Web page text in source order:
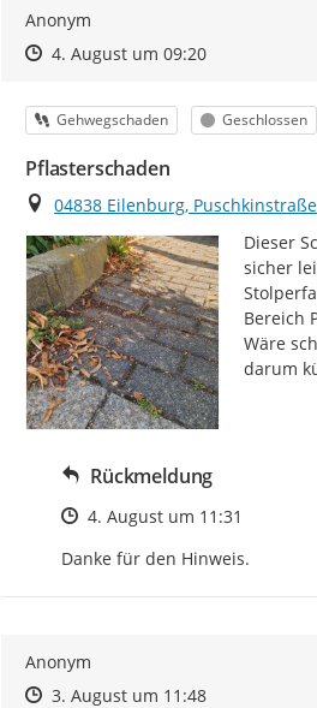
Anonym
Zeitpunkt des Erstellens
Zeitpunkt des Erstellens
4. August um 09:20Zur Äußerung
Kategorie
Gehwegschaden Status
Geschlossen
Pflasterschaden
Ort
04838 Eilenburg, Puschkinstraße
Dieser
sicher
Bereich
Wäre
darum
Rückmeldung
Zeitpunkt des Erstellens
4. August um 11:31
Danke für den Hinweis.
Anonym
Zeitpunkt des Erstellens
Zeitpunkt des Erstellens
3. August um 11:48Zur Äußerung